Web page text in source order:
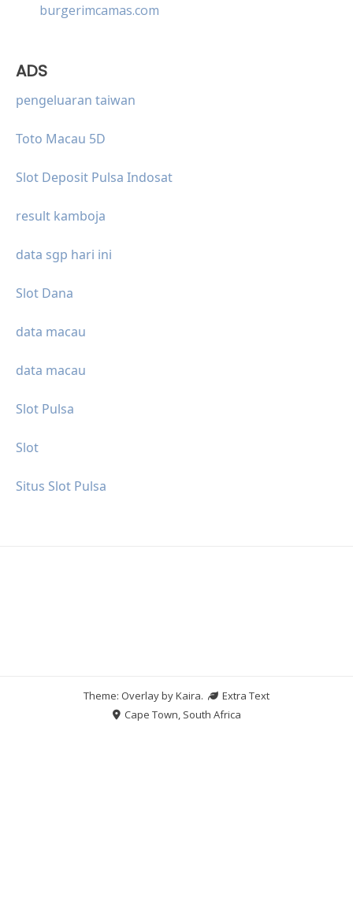
burgerimcamas.com
ADS
pengeluaran taiwan
Toto Macau 5D
Slot Deposit Pulsa Indosat
result kamboja
data sgp hari ini
Slot Dana
data macau
data macau
Slot Pulsa
Slot
Situs Slot Pulsa
Theme: Overlay byKaira.
Extra Text
Cape Town, South Africa